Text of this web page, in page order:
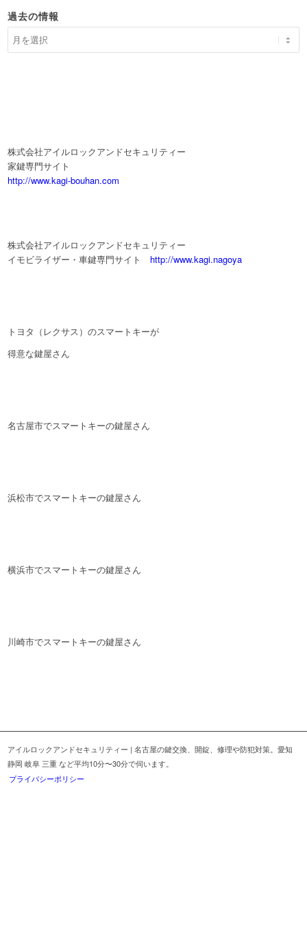
過去の情報
株式会社アイルロックアンドセキュリティー
家鍵専門サイト
http://www.kagi-bouhan.com
株式会社アイルロックアンドセキュリティー
イモビライザー・車鍵専門サイト http://www.kagi.nagoya
トヨタ（レクサス）のスマートキーが
得意な鍵屋さん
名古屋市でスマートキーの鍵屋さん
浜松市でスマートキーの鍵屋さん
横浜市でスマートキーの鍵屋さん
川崎市でスマートキーの鍵屋さん
アイルロックアンドセキュリティー | 名古屋の鍵交換、開錠、修理や防犯対策。愛知
静岡 岐阜 三重 など平均10分〜30分で伺います。
プライバシーポリシー